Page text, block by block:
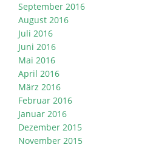
September 2016
August 2016
Juli 2016
Juni 2016
Mai 2016
April 2016
März 2016
Februar 2016
Januar 2016
Dezember 2015
November 2015